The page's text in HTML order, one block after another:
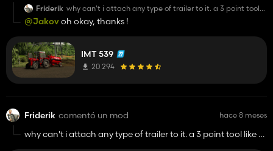
Friderik why can't i attach any type of trailer to it. a 3 point tool
like a plow or anything that needs hydraulics i can but
not trailer. is the mod broken or am i an idiot
@Jakovoh okay, thanks !
IMT 539
20 294
Friderik comentó un mod hace 8 meses
why can't i attach any type of trailer to it. a 3 point tool like a